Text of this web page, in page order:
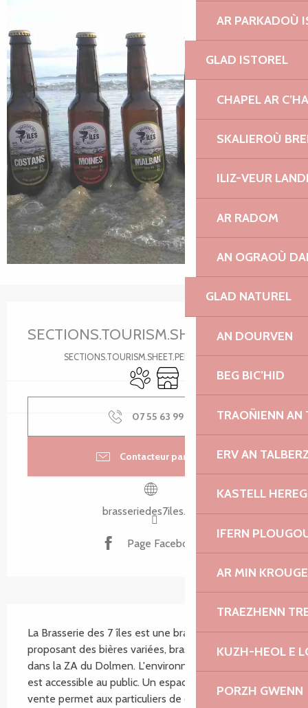
AR PARKADOÙ
GLAD ISTOREL
CHAPEL AR
SKALIEROÙ
ILIZ-VEUR
AR RADOM
AN OGRAOÙ
GLAD NATUREL
AN DOURVEN
BEG BIC’HID
TRAOÑIENN AN
ERV AN
KASTELL HEREG
IFERN
AR MIN
TRAEZHENN
KUZH-HEOL E
PORZH GWENN
SECTIONS.TOURISM.SHEET.PERIODS.DETAILS
Animaux acceptés
Boutique
07 55 63 99
Contacteur par email
brasseriedes7iles.com
Page Facebook
SECTIONS.TOURISM.SHEET.DESCRIPTION
La Brasserie des 7 îles est une brasserie artisanale
proposant des bières variées, brassées à Trégastel,
dans la ZA du Dolmen. L'environnement de brassage
est accessible au public. Un espace dégustation-
vente permet aux particuliers de découvrir les